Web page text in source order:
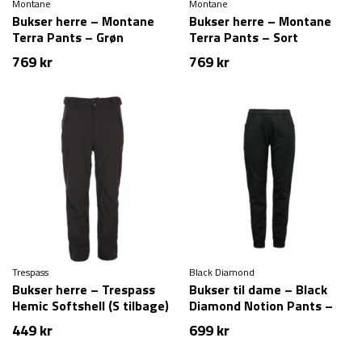
Montane
Bukser herre – Montane
Terra Pants – Grøn
769kr
Montane
Bukser herre – Montane
Terra Pants – Sort
769kr
Trespass
Bukser herre – Trespass
Hemic Softshell (S tilbage)
449kr
Black Diamond
Bukser til dame – Black
Diamond Notion Pants –
Sort (XS tilbage)
699kr